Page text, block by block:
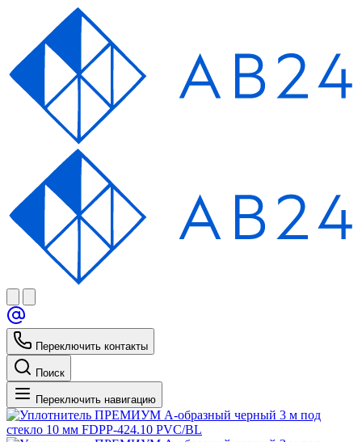
Переключить контакты
Поиск
Переключить навигацию